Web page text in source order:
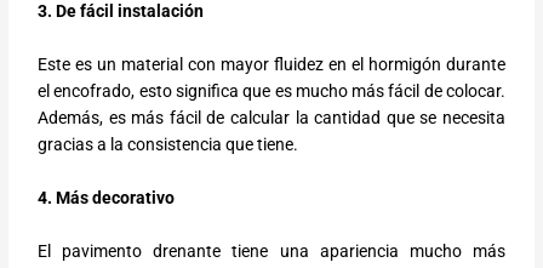
3. De fácil instalación
Este es un material con mayor fluidez en el hormigón durante
el encofrado, esto significa que es mucho más fácil de colocar.
Además, es más fácil de calcular la cantidad que se necesita
gracias a la consistencia que tiene.
4. Más decorativo
El pavimento drenante tiene una apariencia mucho más